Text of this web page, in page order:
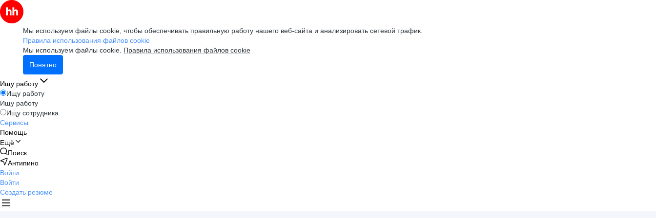
Мы используем файлы cookie, чтобы обеспечивать правильную работу нашего веб-сайта и анализировать сетевой трафик.
Правила использования файлов cookie
Мы используем файлы cookie. Правила использования файлов cookie
Понятно
Ищу работу
Ищу работу
Ищу работу
Ищу сотрудника
Сервисы
Помощь
Ещё
Поиск
Антипино
Войти
Войти
Создать резюме